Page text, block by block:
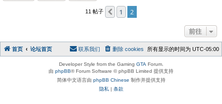
11 帖子 上一页
1 2
前往
首页 论坛首页 所有显示的时间为 UTC-05:00
删除 cookies
联系我们
Developer Style from the Gaming GTA Forum.
由 phpBB® Forum Software © phpBB Limited 提供支持
简体中文语言由 phpBB Chinese 制作并提供支持
隐私 | 条款